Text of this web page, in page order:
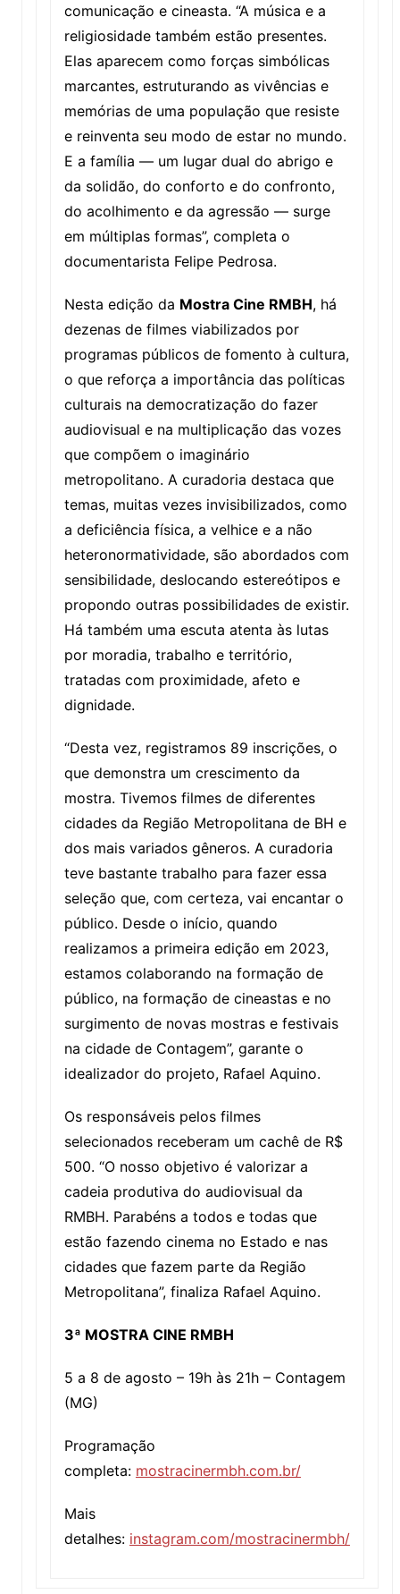
comunicação e cineasta. “A música e a
religiosidade também estão presentes.
Elas aparecem como forças simbólicas
marcantes, estruturando as vivências e
memórias de uma população que resiste
e reinventa seu modo de estar no mundo.
E a família — um lugar dual do abrigo e
da solidão, do conforto e do confronto,
do acolhimento e da agressão — surge
em múltiplas formas”, completa o
documentarista Felipe Pedrosa.
Nesta edição da Mostra Cine RMBH, há
dezenas de filmes viabilizados por
programas públicos de fomento à cultura,
o que reforça a importância das políticas
culturais na democratização do fazer
audiovisual e na multiplicação das vozes
que compõem o imaginário
metropolitano. A curadoria destaca que
temas, muitas vezes invisibilizados, como
a deficiência física, a velhice e a não
heteronormatividade, são abordados com
sensibilidade, deslocando estereótipos e
propondo outras possibilidades de existir.
Há também uma escuta atenta às lutas
por moradia, trabalho e território,
tratadas com proximidade, afeto e
dignidade.
“Desta vez, registramos 89 inscrições, o
que demonstra um crescimento da
mostra. Tivemos filmes de diferentes
cidades da Região Metropolitana de BH e
dos mais variados gêneros. A curadoria
teve bastante trabalho para fazer essa
seleção que, com certeza, vai encantar o
público. Desde o início, quando
realizamos a primeira edição em 2023,
estamos colaborando na formação de
público, na formação de cineastas e no
surgimento de novas mostras e festivais
na cidade de Contagem”, garante o
idealizador do projeto, Rafael Aquino.
Os responsáveis pelos filmes
selecionados receberam um cachê de R$
500. “O nosso objetivo é valorizar a
cadeia produtiva do audiovisual da
RMBH. Parabéns a todos e todas que
estão fazendo cinema no Estado e nas
cidades que fazem parte da Região
Metropolitana”, finaliza Rafael Aquino.
3ª MOSTRA CINE RMBH
5 a 8 de agosto – 19h às 21h – Contagem
(MG)
Programação
completa: mostracinermbh.com.br/
Mais
detalhes: instagram.com/mostracinermbh/